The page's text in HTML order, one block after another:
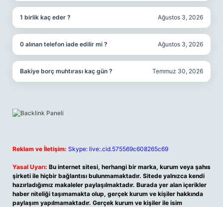
1 birlik kaç eder ? Ağustos 3, 2026
0 alınan telefon iade edilir mi ? Ağustos 3, 2026
Bakiye borç muhtırası kaç gün ? Temmuz 30, 2026
Reklam ve İletişim: Skype: live:.cid.575569c608265c69
Yasal Uyarı: Bu internet sitesi, herhangi bir marka, kurum veya şahıs
şirketi ile hiçbir bağlantısı bulunmamaktadır. Sitede yalnızca kendi
hazırladığımız makaleler paylaşılmaktadır. Burada yer alan içerikler
haber niteliği taşımamakta olup, gerçek kurum ve kişiler hakkında
paylaşım yapılmamaktadır. Gerçek kurum ve kişiler ile isim